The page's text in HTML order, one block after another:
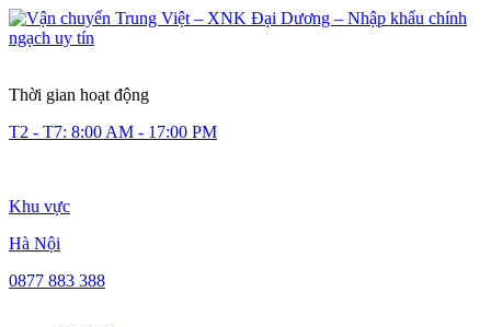
Thời gian hoạt động
T2 - T7: 8:00 AM - 17:00 PM
Khu vực
Hà Nội
0877 883 388